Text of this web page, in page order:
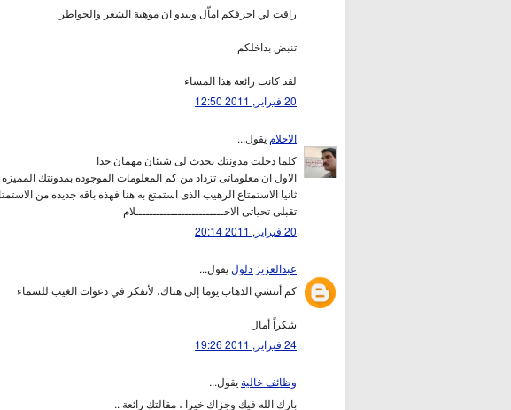
راقت لي احرفكم اماّل ويبدو ان موهبة الشعر والخواطر
تنبض بداخلكم
لقد كانت رائعة هذا المساء
20 فبراير, 2011 12:50
الاحلام يقول...
كلما دخلت مدونتك يحدث لى شيئان مهمان جدا
الاول ان معلوماتى تزداد من كم المعلومات الموجوده بمدونتك المميزه
ثانيا الاستمتاع الرهيب الذى استمتع به هنا فهذه باقه جديده من
تقبلى تحياتى الاحـــــــــــــــــــــــــلام
20 فبراير, 2011 20:14
عبدالعزيز دلول يقول...
كم أنتشي الذهاب يوما إلى هناك، لأتفكر في دعوات الغيب للسماء
شكراً أمال
24 فبراير, 2011 19:26
وظائف خاليةيقول...
بارك الله فيك وجزاك خيرا ، مقالتك رائعة ..